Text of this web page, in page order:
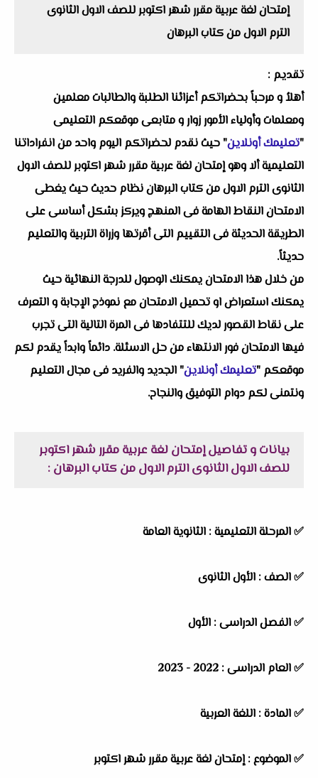
إمتحان لغة عربية مقرر شهر اكتوبر للصف الاول الثانوى
الترم الاول من كتاب البرهان
تقديم :
أهلاُ و مرحباً بحضراتكم أعزائنا الطلبة والطالبات معلمين
ومعلمات وأولياء الأمور زوار و متابعى موقعكم التعليمى
"تعليمك أونلاين" حيث نقدم لحضراتكم اليوم واحد من انفراداتنا
التعليمية ألا وهو إمتحان لغة عربية مقرر شهر اكتوبر للصف الاول
الثانوى الترم الاول من كتاب البرهان نظام حديث حيث يغطى
الامتحان النقاط الهامة فى المنهج ويركز بشكل أساسى على
الطريقة الحديثة فى التقييم التى أقرتها وزراة التربية والتعليم
حديثاً.
من خلال هذا الامتحان يمكنك الوصول للدرجة النهائية حيث
يمكنك استعراض او تحميل الامتحان مع نموذج الإجابة و التعرف
على نقاط القصور لديك للتتفادها فى المرة التالية التى تجرب
فيها الامتحان فور الانتهاء من حل الاسئلة. دائماً وابداً يقدم لكم
موقعكم "تعليمك أونلاين" الجديد والفريد فى مجال التعليم
ونتمنى لكم دوام التوفيق والنجاح.
بيانات و تفاصيل إمتحان لغة عربية مقرر شهر اكتوبر
للصف الاول الثانوى الترم الاول من كتاب البرهان :
✅ المرحلة التعليمية : الثانوية العامة
✅ الصف : الأول الثانوى
✅ الفصل الدراسى : الأول
✅ العام الدراسى : 2022 - 2023
✅ المادة : اللغة العربية
✅ الموضوع : إمتحان لغة عربية مقرر شهر اكتوبر